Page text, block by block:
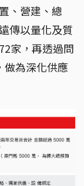
、營建、總
傳以量化及質
家，再透過問
做為深化供應